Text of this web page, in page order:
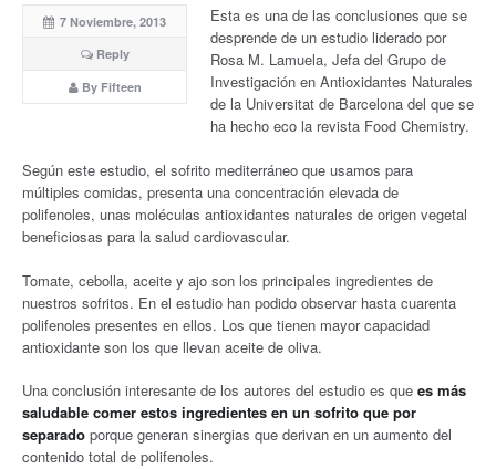
7 Noviembre, 2013
Reply
By Fifteen
Esta es una de las conclusiones que se
desprende de un estudio liderado por
Rosa M. Lamuela, Jefa del Grupo de
Investigación en Antioxidantes Naturales
de la Universitat de Barcelona del que se
ha hecho eco la revista Food Chemistry.
Según este estudio, el sofrito mediterráneo que usamos para
múltiples comidas, presenta una concentración elevada de
polifenoles, unas moléculas antioxidantes naturales de origen vegetal
beneficiosas para la salud cardiovascular.
Tomate, cebolla, aceite y ajo son los principales ingredientes de
nuestros sofritos. En el estudio han podido observar hasta cuarenta
polifenoles presentes en ellos. Los que tienen mayor capacidad
antioxidante son los que llevan aceite de oliva.
Una conclusión interesante de los autores del estudio es que es más
saludable comer estos ingredientes en un sofrito que por
separado porque generan sinergias que derivan en un aumento del
contenido total de polifenoles.